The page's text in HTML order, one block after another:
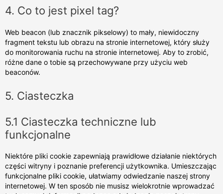
4. Co to jest pixel tag?
Web beacon (lub znacznik pikselowy) to mały, niewidoczny
fragment tekstu lub obrazu na stronie internetowej, który służy
do monitorowania ruchu na stronie internetowej. Aby to zrobić,
różne dane o tobie są przechowywane przy użyciu web
beaconów.
5. Ciasteczka
5.1 Ciasteczka techniczne lub
funkcjonalne
Niektóre pliki cookie zapewniają prawidłowe działanie niektórych
części witryny i poznanie preferencji użytkownika. Umieszczając
funkcjonalne pliki cookie, ułatwiamy odwiedzanie naszej strony
internetowej. W ten sposób nie musisz wielokrotnie wprowadzać